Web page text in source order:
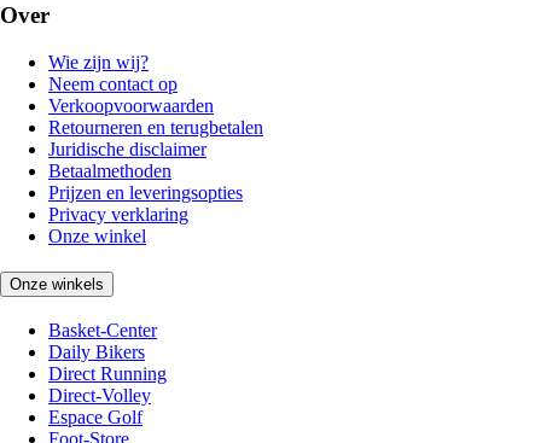
Over
Wie zijn wij?
Neem contact op
Verkoopvoorwaarden
Retourneren en terugbetalen
Juridische disclaimer
Betaalmethoden
Prijzen en leveringsopties
Privacy verklaring
Onze winkel
Onze winkels
Basket-Center
Daily Bikers
Direct Running
Direct-Volley
Espace Golf
Foot-Store